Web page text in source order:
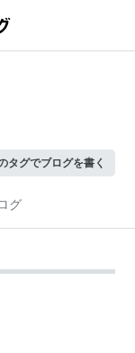
タグでブログを書く
グ